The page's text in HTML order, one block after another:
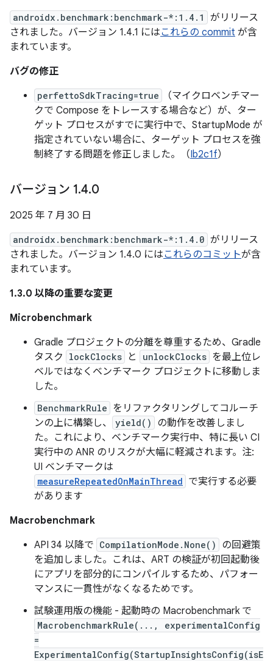
androidx.benchmark:benchmark-*:1.4.1
がリリース
されました。バージョン 1.4.1 にはこれらの commit が含
まれています。
バグの修正
perfettoSdkTracing=true
（マイクロベンチマー
クで Compose をトレースする場合など）が、ター
ゲット プロセスがすでに実行中で、StartupMode が
指定されていない場合に、ターゲット プロセスを強
制終了する問題を修正しました。（Ib2c1f）
バージョン 1.4.0
2025 年 7 月 30 日
androidx.benchmark:benchmark-*:1.4.0 がリリース
されました。バージョン 1.4.0 にはこれらのコミットが含
まれています。
1.3.0 以降の重要な変更
Microbenchmark
Gradle プロジェクトの分離を尊重するため、Gradle
タスク
lockClocks と unlockClocks を最上位レ
ベルではなくベンチマーク プロジェクトに移動しま
した。
BenchmarkRule をリファクタリングしてコルーチ
ンの上に構築し、
yield()
の動作を改善しまし
た。これにより、ベンチマーク実行中、特に長い CI
実行中の ANR のリスクが大幅に軽減されます。注:
UI ベンチマークは
measureRepeatedOnMainThread で実行する必要
があります
Macrobenchmark
API 34 以降で CompilationMode.None()
の回避策
を追加しました。これは、ART の検証が初回起動後
にアプリを部分的にコンパイルするため、パフォー
マンスに一貫性がなくなるためです。
試験運用版の機能 - 起動時の Macrobenchmark で
MacrobenchmarkRule(..., experimentalConfig
=
ExperimentalConfig(StartupInsightsConfig(isE